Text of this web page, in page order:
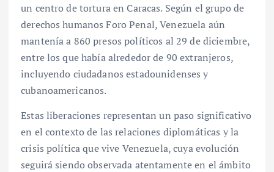
un centro de tortura en Caracas. Según el grupo de
derechos humanos Foro Penal, Venezuela aún
mantenía a 860 presos políticos al 29 de diciembre,
entre los que había alrededor de 90 extranjeros,
incluyendo ciudadanos estadounidenses y
cubanoamericanos.
Estas liberaciones representan un paso significativo
en el contexto de las relaciones diplomáticas y la
crisis política que vive Venezuela, cuya evolución
seguirá siendo observada atentamente en el ámbito